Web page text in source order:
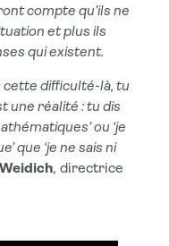
compte qu’ils ne
et plus ils
qui existent.
cette difficulté-là, tu
une réalité : tu dis
ou ‘je
que ‘je ne sais ni
, directrice